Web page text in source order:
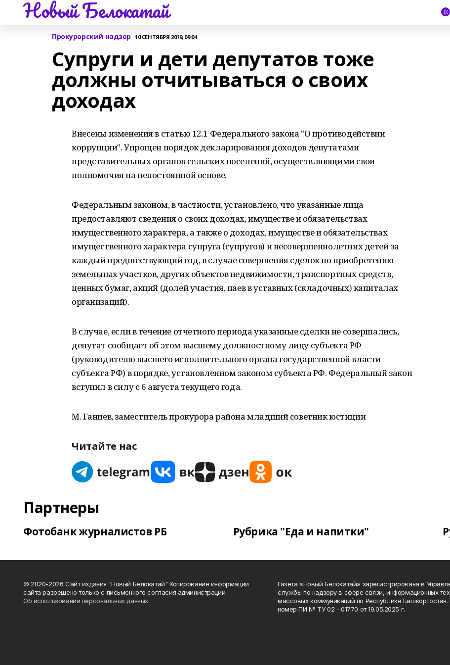
Новый Белокатай
Прокурорский надзор 10 СЕНТЯБРЯ 2019, 09:04
Супруги и дети депутатов тоже
должны отчитываться о своих
доходах
Внесены изменения в статью 12.1 Федерального закона "О противодействии
коррупции". Упрощен порядок декларирования доходов депутатами
представительных органов сельских поселений, осуществляющими свои
полномочия на непостоянной основе.
Федеральным законом, в частности, установлено, что указанные лица
предоставляют сведения о своих доходах, имуществе и обязательствах
имущественного характера, а также о доходах, имуществе и обязательствах
имущественного характера супруга (супругов) и несовершеннолетних детей за
каждый предшествующий год, в случае совершения сделок по приобретению
земельных участков, других объектов недвижимости, транспортных средств,
ценных бумаг, акций (долей участия, паев в уставных (складочных) капиталах
организаций).
В случае, если в течение отчетного периода указанные сделки не совершались,
депутат сообщает об этом высшему должностному лицу субъекта РФ
(руководителю высшего исполнительного органа государственной власти
субъекта РФ) в порядке, установленном законом субъекта РФ. Федеральный закон
вступил в силу с 6 августа текущего года.
М. Ганиев, заместитель прокурора района младший советник юстиции
Читайте нас
Партнеры
Фотобанк журналистов РБ Рубрика "Еда и напитки"
© 2020-2026 Сайт издания "Новый Белокатай" Копирование информации
сайта разрешено только с письменного согласия администрации.
Об использовании персональных данных
Газета «Новый Белокатай» зарегистрирована в
службы по надзору в сфере связи, информационных
массовых коммуникаций по Республике Башкортостан.
номер ПИ № ТУ 02 - 01770 от 19.05.2025 г.